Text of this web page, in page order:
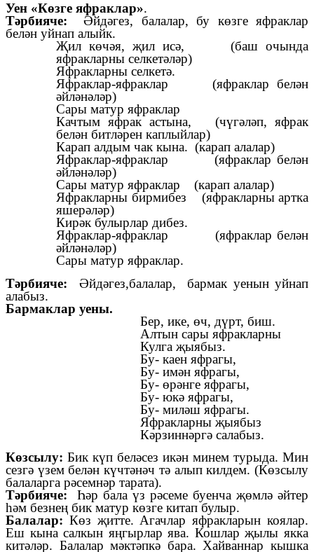
Уен «Көзге яфраклар».
Тәрбияче:
Әйдәгез, балалар, бу көзге яфраклар
белән уйнап алыйк.
Җил көчәя, җил исә, (баш очында
яфракларны селкетәләр)
Яфракларны селкетә.
Яфраклар-яфраклар (яфраклар белән
әйләнәләр)
Сары матур яфраклар
Качтым яфрак астына, (чүгәләп, яфрак
белән битләрен каплыйлар)
Карап алдым чак кына. (карап алалар)
Яфраклар-яфраклар (яфраклар белән
әйләнәләр)
Сары матур яфраклар (карап алалар)
Яфракларны бирмибез (яфракларны артка
яшерәләр)
Кирәк булырлар дибез.
Яфраклар-яфраклар (яфраклар белән
әйләнәләр)
Сары матур яфраклар.
Тәрбияче:
Әйдәгез,балалар, бармак уенын уйнап
алабыз.
Бармаклар уены.
Бер, ике, өч, дүрт, биш.
Алтын сары яфракларны
Кулга җыябыз.
Бу- каен яфрагы,
Бу- имән яфрагы,
Бу- өрәнге яфрагы,
Бу- юкә яфрагы,
Бу- миләш яфрагы.
Яфракларны җыябыз
Кәрзиннәргә салабыз.
Көзсылу: Бик күп беләсез икән минем турыда. Мин
сезгә үзем белән күчтәнәч тә алып килдем. (Көзсылу
балаларга рәсемнәр тарата).
Тәрбияче:
Һәр бала үз рәсеме буенча җөмлә әйтер
һәм безнең бик матур көзге китап булыр.
Балалар: Көз җитте. Агачлар яфракларын коялар.
Еш кына салкын яңгырлар ява. Кошлар җылы якка
китәләр. Балалар мәктәпкә бара. Хайваннар кышка